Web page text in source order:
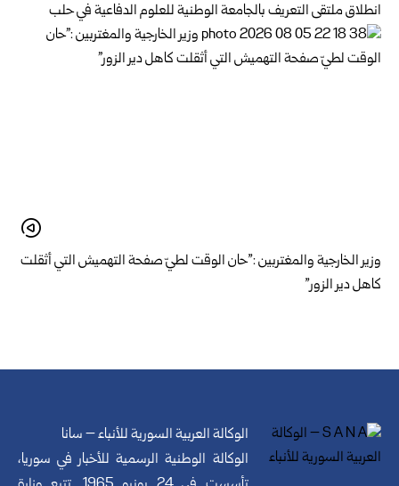
انطلاق ملتقى التعريف بالجامعة الوطنية للعلوم الدفاعية في حلب
وزير الخارجية والمغتربين :”حان الوقت لطيّ صفحة التهميش التي أثقلت
كاهل دير الزور”
الوكالة العربية السورية للأنباء – سانا
الوكالة الوطنية الرسمية للأخبار في سوريا،